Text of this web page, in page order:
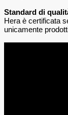
Standard di
Hera è certificata
unicamente